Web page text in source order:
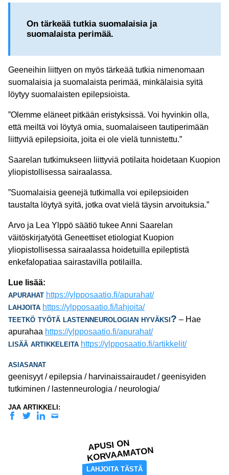
On tärkeää tutkia suomalaisia ja
suomalaista perimää.
Geeneihin liittyen on myös tärkeää tutkia nimenomaan
suomalaisia ja suomalaista perimää, minkälaisia syitä
löytyy suomalaisten epilepsioista.
”Olemme eläneet pitkään eristyksissä. Voi hyvinkin olla,
että meiltä voi löytyä omia, suomalaiseen tautiperimään
liittyviä epilepsioita, joita ei ole vielä tunnistettu.”
Saarelan tutkimukseen liittyviä potilaita hoidetaan Kuopion
yliopistollisessa sairaalassa.
”Suomalaisia geenejä tutkimalla voi epilepsioiden
taustalta löytyä syitä, jotka ovat vielä täysin arvoituksia.”
Arvo ja Lea Ylppö säätiö tukee Anni Saarelan
väitöskirjatyötä Geneettiset etiologiat Kuopion
yliopistollisessa sairaalassa hoidetuilla epileptistä
enkefalopatiaa sairastavilla potilailla.
Lue lisää:
apurahat https://ylpposaatio.fi/apurahat/
lahjoita https://ylpposaatio.fi/lahjoita/
teetkö työtä lastenneurologian hyväksi? – Hae
apurahaa https://ylpposaatio.fi/apurahat/
lisää artikkeleita https://ylpposaatio.fi/artikkelit/
asiasanat
geenisyyt / epilepsia / harvinaissairaudet / geenisyiden
tutkiminen / lastenneurologia / neurologia/
JAA ARTIKKELI:
Facebook
TwitterLinkedin
APUSI ON
KORVAAMATON
LAHJOITA TÄSTÄ